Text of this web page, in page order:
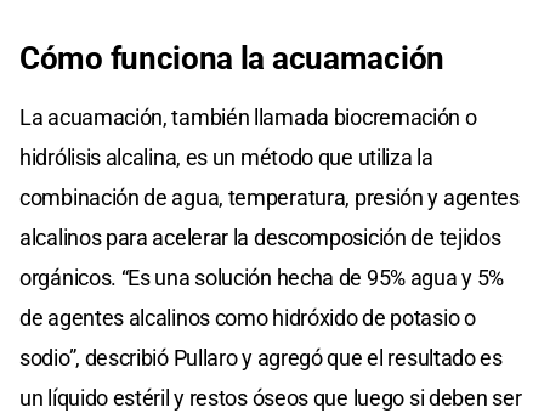
Cómo funciona la acuamación
La acuamación, también llamada biocremación o
hidrólisis alcalina, es un método que utiliza la
combinación de agua, temperatura, presión y agentes
alcalinos para acelerar la descomposición de tejidos
orgánicos. “Es una solución hecha de 95% agua y 5%
de agentes alcalinos como hidróxido de potasio o
sodio”, describió Pullaro y agregó que el resultado es
un líquido estéril y restos óseos que luego si deben ser